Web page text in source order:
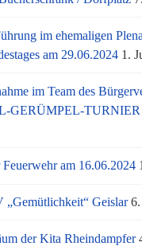
im ehemaligen
am 29.06.2024 1.
im Team des
TURNIER
am 16.06.2024
„Gemütlichkeit“ Geislar
der Kita Rheindampfer